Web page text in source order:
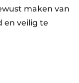
maken van
en veilig te